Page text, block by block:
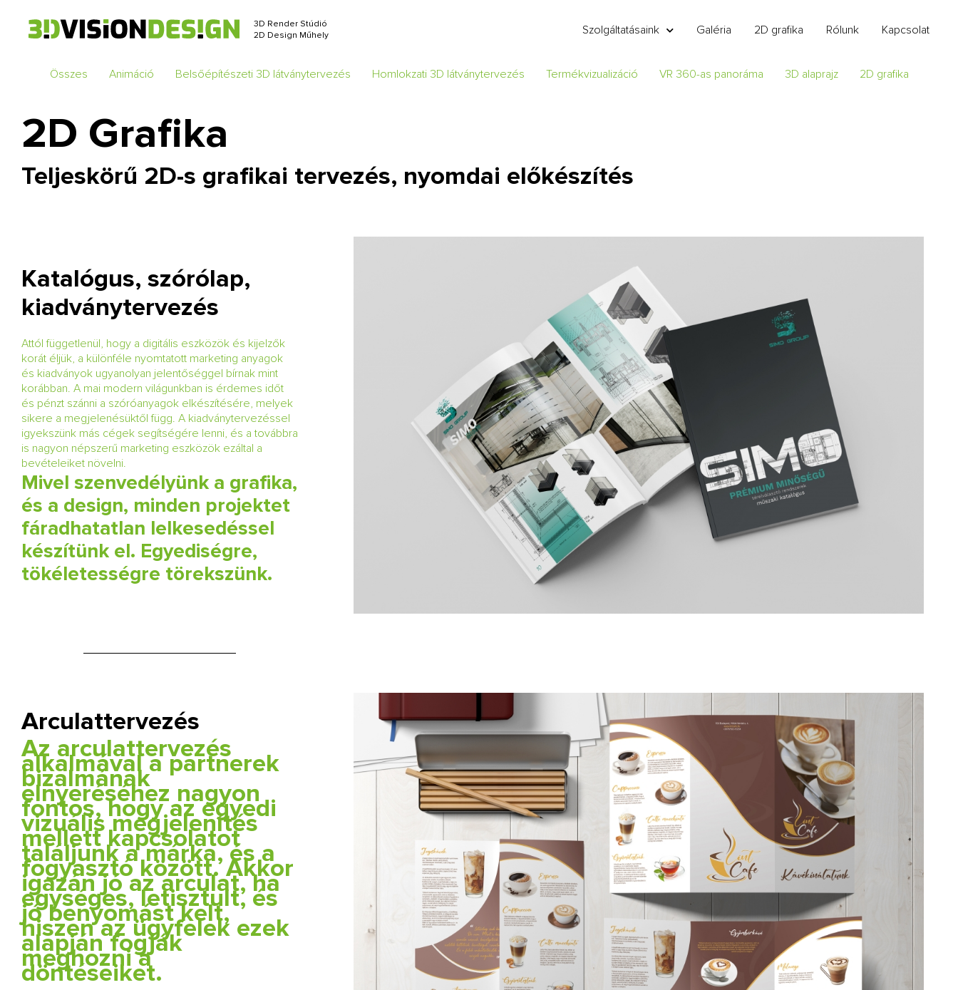
3D Render Stúdió
2D Design Műhely
Szolgáltatásaink Galéria 2D grafika Rólunk Kapcsolat
Összes Animáció Belsőépítészeti 3D látványtervezés Homlokzati 3D látványtervezés Termékvizualizáció VR 360-as panoráma 3D alaprajz 2D grafika
2D Grafika
Teljeskörű 2D-s grafikai tervezés, nyomdai előkészítés
Katalógus, szórólap,
kiadványtervezés
Attól függetlenül, hogy a digitális eszközök és kijelzők
korát éljük, a különféle nyomtatott marketing anyagok
és kiadványok ugyanolyan jelentőséggel bírnak mint
korábban. A mai modern világunkban is érdemes időt
és pénzt szánni a szóróanyagok elkészítésére, melyek
sikere a megjelenésüktől függ. A kiadványtervezéssel
igyekszünk más cégek segítségére lenni, és a továbbra
is nagyon népszerű marketing eszközök ezáltal a
bevételeiket növelni.
Mivel szenvedélyünk a grafika,
és a design, minden projektet
fáradhatatlan lelkesedéssel
készítünk el. Egyediségre,
tökéletességre törekszünk.
Arculattervezés
Az arculattervezés
alkalmával a partnerek
bizalmának
elnyeréséhez nagyon
fontos, hogy az egyedi
vizuális megjelenítés
mellett kapcsolatot
találjunk a márka, és a
fogyasztó között. Akkor
igazán jó az arculat, ha
egységes, letisztult, és
jó benyomást kelt,
hiszen az ügyfelek ezek
alapján fogják
meghozni a
döntéseiket.